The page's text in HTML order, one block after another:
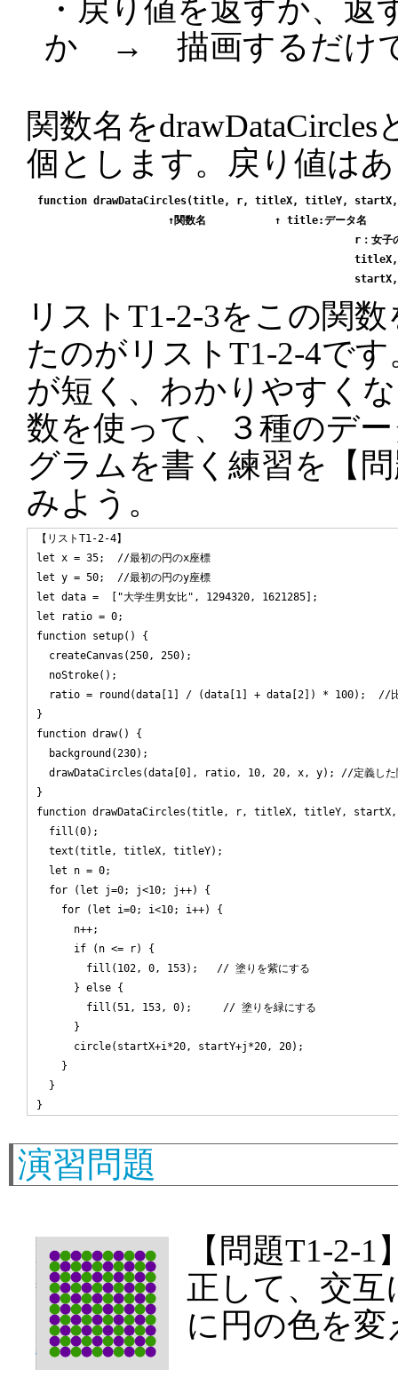
・戻り値を返すか、返
か → 描画するだけ
関数名を
個とします。戻り値は
function drawDataCircles(title, r, titleX, titleY,
                     ↑関数名           ↑ title:データ名
r：女子
titleX,
リストT1-2-3をこの関
たのがリストT1-2-4で
が短く、わかりやすく
数を使って、３種のデ
グラムを書く練習を【
みよう。
【リストT1-2-4】
let x = 35;  //最初の円のx座標
let y = 50;  //最初の円のy座標
let data =  ["大学生男女比", 1294320, 1621285];
let ratio = 0;
function setup() {
  createCanvas(250, 250);
  noStroke();
ratio = round(data[1] / (data[1] + data[2]) * 100);  //比
}
function draw() {
  background(230);
drawDataCircles(data[0], ratio, 10, 20, x, y); //定義した
}
function drawDataCircles(title, r, titleX, titleY,
  fill(0);
  text(title, titleX, titleY);
  let n = 0;
  for (let j=0; j<10; j++) {
    for (let i=0; i<10; i++) {
      n++;
      if (n <= r) {
        fill(102, 0, 153);   // 塗りを紫にする
      } else {
        fill(51, 153, 0);     // 塗りを緑にする
      }
      circle(startX+i*20, startY+j*20, 20);
    }
  }
演習問題
【問題T1-2-
正して、交
に円の色を